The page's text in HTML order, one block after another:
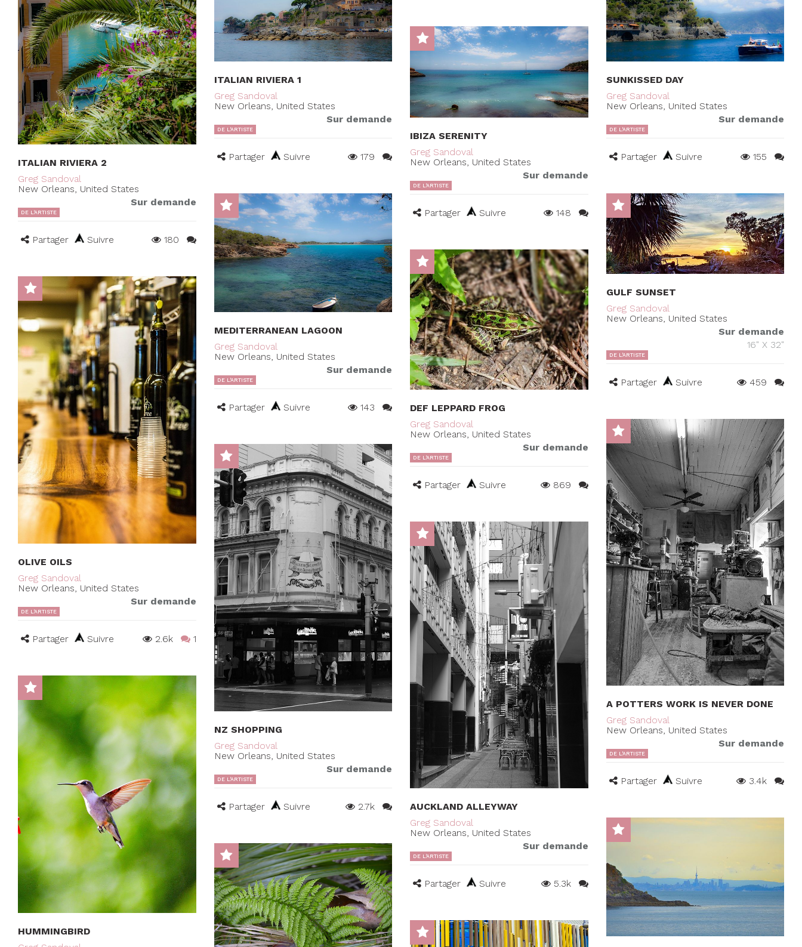
ITALIAN RIVIERA 2
Greg Sandoval
New Orleans, United States
Sur demande
DE L'ARTISTE
Partager Suivre 180
ITALIAN RIVIERA 1
Greg Sandoval
New Orleans, United States
Sur demande
DE L'ARTISTE
Partager Suivre 179
SUNKISSED DAY
Greg Sandoval
New Orleans, United States
Sur demande
DE L'ARTISTE
Partager Suivre 155
IBIZA SERENITY
Greg Sandoval
New Orleans, United States
Sur demande
DE L'ARTISTE
Partager Suivre 148
MEDITERRANEAN LAGOON
Greg Sandoval
New Orleans, United States
Sur demande
DE L'ARTISTE
Partager Suivre 143
GULF SUNSET
Greg Sandoval
New Orleans, United States
Sur demande
16" X 32"
DE L'ARTISTE
Partager Suivre 459
DEF LEPPARD FROG
Greg Sandoval
New Orleans, United States
Sur demande
DE L'ARTISTE
Partager Suivre 869
OLIVE OILS
Greg Sandoval
New Orleans, United States
Sur demande
DE L'ARTISTE
Partager Suivre 2.6k 1
A POTTERS WORK IS NEVER DONE
Greg Sandoval
New Orleans, United States
Sur demande
DE L'ARTISTE
Partager Suivre 3.4k
NZ SHOPPING
Greg Sandoval
New Orleans, United States
Sur demande
DE L'ARTISTE
Partager Suivre 2.7k
AUCKLAND ALLEYWAY
Greg Sandoval
New Orleans, United States
Sur demande
DE L'ARTISTE
Partager Suivre 5.3k
HUMMINGBIRD